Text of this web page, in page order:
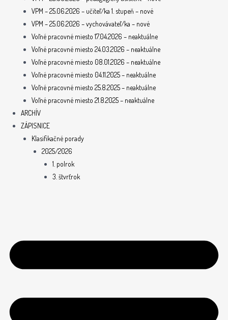
VPM – 25.06.2026 – učiteľ/ka 1. stupeň – nové
VPM – 25.06.2026 – vychovávateľ/ka – nové
Voľné pracovné miesto 17.04.2026 – neaktuálne
Voľné pracovné miesto 24.03.2026 – neaktuálne
Voľné pracovné miesto 08.01.2026 – neaktuálne
Voľné pracovné miesto 04.11.2025 – neaktuálne
Voľné pracovné miesto 25.8.2025 – neaktuálne
Voľné pracovné miesto 21.8.2025 – neaktuálne
ARCHÍV
ZÁPISNICE
Klasifikačné porady
2025/2026
1. polrok
3. štvrťrok